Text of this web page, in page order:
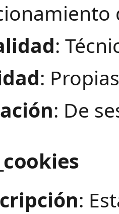
:
: Propias
: De
: